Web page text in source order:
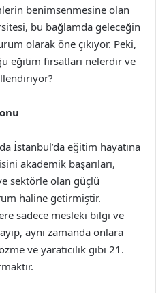
benimsenmesine olan
bu bağlamda geleceğin
olarak öne çıkıyor. Peki,
eğitim fırsatları nelerdir ve
İstanbul’da eğitim hayatına
akademik başarıları,
sektörle olan güçlü
haline getirmiştir.
sadece mesleki bilgi ve
aynı zamanda onlara
ve yaratıcılık gibi 21.